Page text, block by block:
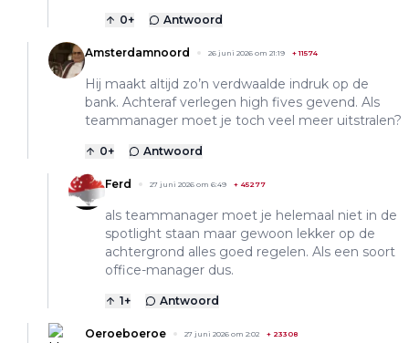
0+ Antwoord
Amsterdamnoord 26 juni 2026 om 21:19 +11574
Hij maakt altijd zo’n verdwaalde indruk op de
bank. Achteraf verlegen high fives gevend. Als
teammanager moet je toch veel meer uitstralen?
0+ Antwoord
Ferd 27 juni 2026 om 6:49 + 45277
als teammanager moet je helemaal niet in de
spotlight staan maar gewoon lekker op de
achtergrond alles goed regelen. Als een soort
office-manager dus.
1+ Antwoord
Oeroeboeroe 27 juni 2026 om 2:02 + 23308